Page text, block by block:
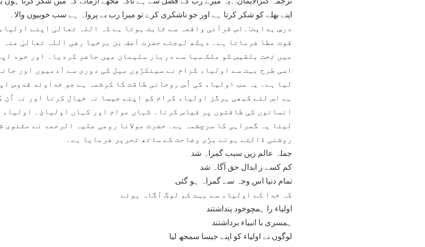
اپنے بھلے کو شکر کرتا ہے اور جو ناشکری کرے تو میرا رب بے پرواہ ہے سب خوبیوں والا۔
درسِ ہدایت:۔اس قرآنی واقعہ سے ثابت ہوتا ہے کہ اللہ تعالیٰ اپنے
قوت عطا فرماتا ہے۔ دیکھ لیجئے حضرت آصف بن برخیا رضی اللہ تعالیٰ
میں تخت بلقیس کو ملک سبا سے دربار سلیمان میں حاضر کردیا۔ اور خود
اسی طرح بہت سے اولیاء کرام نے سینکڑوں میل کی دوری سے آدمیوں اور
لیا ہے۔ یہ سب اولیاء کی اُس روحانی طاقت کا کرشمہ ہے جو خداوند قدوس
ہے اس لئے کبھی ہرگز اولیاء کرام کو اپنے جیسا نہ خیال کرنا اور نہ اُن
انسانوں کی طاقتوں پر قیاس کرنا۔ کہاں عوام اور کہاں اولیائ۔
لینا یہ گمراہی کا سرچشمہ ہے۔ حضرت مولانا رومی علیہ الرحمۃ نے مثنوی
روشنی ڈالتے ہوئے بڑی وضاحت کے ساتھ تحریر فرمایا ہے۔
جملہ عالم زیں سبب گمراہ شد
کم کسے ز ابدال حق آگاہ شد
تمام دنیا اس وجہ سے گمراہ ہو گئی
کہ خدا کے اولیاء سے بہت کم لوگ آگاہ ہوئے
اولیاء را ہمچوخود پنداشتند
ہمسری با انبیاء برداشتند
لوگوں نے اولیاء کو اپنے جیسا سمجھ لیا